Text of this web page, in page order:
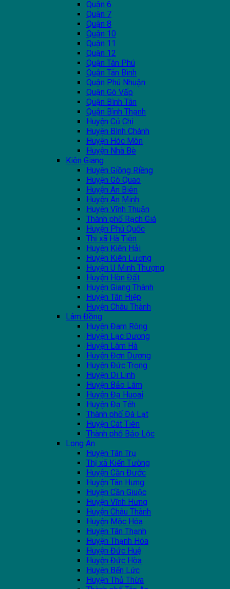
Quận 6
Quận 7
Quận 8
Quận 10
Quận 11
Quận 12
Quận Tân Phú
Quận Tân Bình
Quận Phú Nhuận
Quận Gò Vấp
Quận Bình Tân
Quận Bình Thạnh
Huyện Củ Chi
Huyện Bình Chánh
Huyện Hóc Môn
Huyện Nhà Bè
Kiên Giang
Huyện Giồng Riềng
Huyện Gò Quao
Huyện An Biên
Huyện An Minh
Huyện Vĩnh Thuận
Thành phổ Rạch Giá
Huyện Phú Quốc
Thị xã Hà Tiên
Huyện Kiên Hải
Huyện Kiên Lương
Huyện U Minh Thượng
Huyện Hòn Đất
Huyện Giang Thành
Huyện Tân Hiệp
Huyện Châu Thành
Lâm Đồng
Huyện Đam Rông
Huyện Lạc Dương
Huyện Lâm Hà
Huyện Đơn Dương
Huyện Đức Trọng
Huyện Di Linh
Huyện Bảo Lâm
Huyện Đạ Huoai
Huyện Đạ Tẻh
Thành phố Đà Lạt
Huyện Cát Tiên
Thành phố Bảo Lộc
Long An
Huyện Tân Trụ
Thị xã Kiến Tường
Huyện Cần Đước
Huyện Tân Hưng
Huyện Cần Giuộc
Huyện Vĩnh Hưng
Huyện Châu Thành
Huyện Mộc Hóa
Huyện Tân Thạnh
Huyện Thạnh Hóa
Huyện Đức Huệ
Huyện Đức Hòa
Huyện Bến Lức
Huyện Thủ Thừa